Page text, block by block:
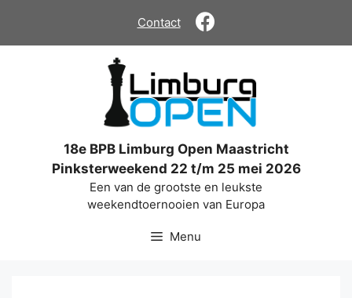
de
Contact
18e BPB Limburg Open Maastricht
Pinksterweekend 22 t/m 25 mei 2026
Een van de grootste en leukste
weekendtoernooien van Europa
Menu